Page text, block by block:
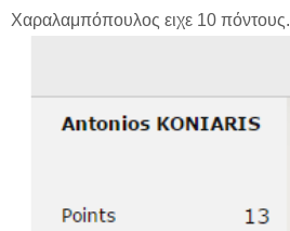
Xαραλαμπόπουλος ειχε 10 πόντους.